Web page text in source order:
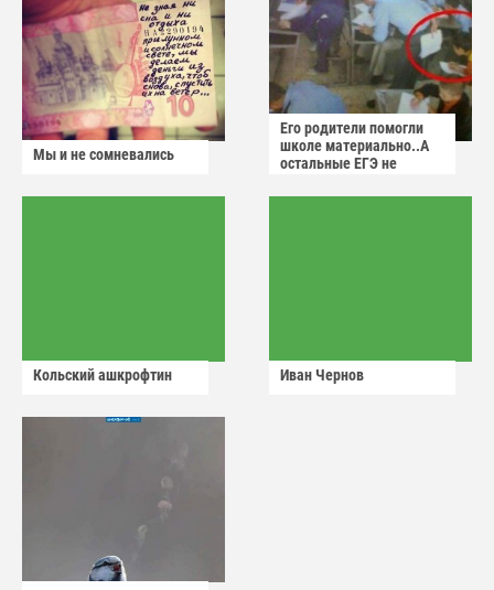
Мы и не сомневались
Его родители помогли
школе материально..А
остальные ЕГЭ не
Кольский ашкрофтин Иван Чернов